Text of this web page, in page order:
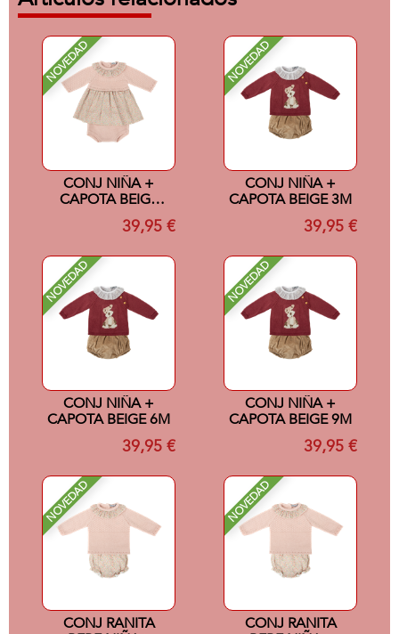
NOVEDAD
CONJ NIÑA +
CAPOTA BEIGE
39,95 €
NOVEDAD
CONJ NIÑA +
CAPOTA BEIGE 3M
39,95 €
NOVEDAD
CONJ NIÑA +
CAPOTA BEIGE 6M
39,95 €
NOVEDAD
CONJ NIÑA +
CAPOTA BEIGE 9M
39,95 €
NOVEDAD
CONJ RANITA
NOVEDAD
CONJ RANITA